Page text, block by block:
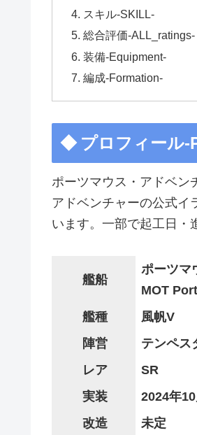
スキル-SKILL-
総合評価-ALL_ratings-
装備-Equipment-
編成-Formation-
プロフィール-
ポーツマウス・アドベン
アドベンチャーの公式イ
います。一部で起工日・
艦船
ポーツマ
MOT
艦種
風帆V
陣営
テンペス
レア
SR
実装
2024年
改造
未定